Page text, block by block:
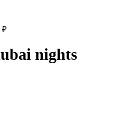
₽
nights